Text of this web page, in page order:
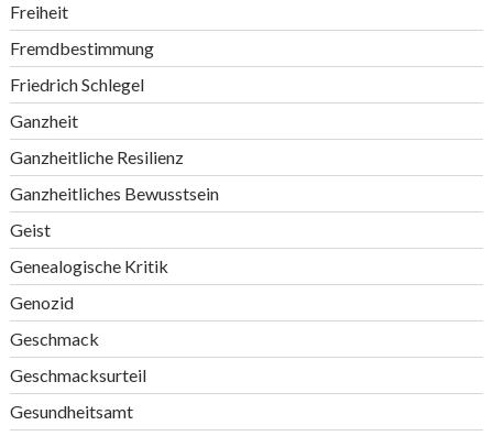
Freiheit
Fremdbestimmung
Friedrich Schlegel
Ganzheit
Ganzheitliche Resilienz
Ganzheitliches Bewusstsein
Geist
Genealogische Kritik
Genozid
Geschmack
Geschmacksurteil
Gesundheitsamt